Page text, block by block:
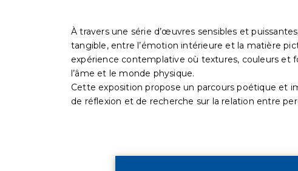
À travers une série d’œuvres sensibles et
tangible, entre l’émotion intérieure et la matière
expérience contemplative où textures, couleurs et
l’âme et le monde physique.
Cette exposition propose un parcours poétique et
de réflexion et de recherche sur la relation entre